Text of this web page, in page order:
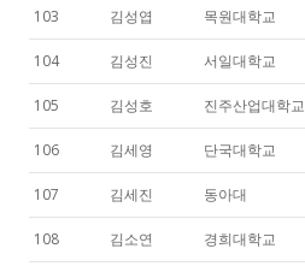
103 김성엽 목원대학교
104 김성진 서일대학교
105 김성호 진주산업대학교
106 김세영 단국대학교
107 김세진 동아대
108 김소연 경희대학교